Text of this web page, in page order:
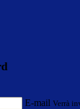
E-mail Verrà